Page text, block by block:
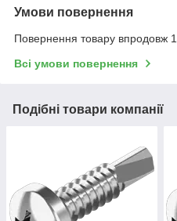
Умови повернення
Повернення товару впродовж
Всі умови повернення
Подібні товари компанії